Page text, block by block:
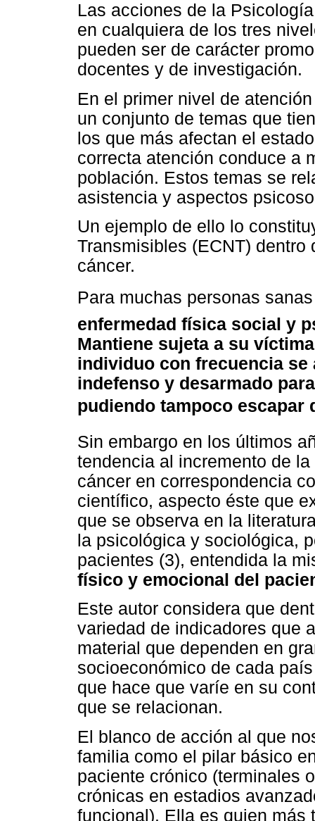
Las acciones de la
en cualquiera de los tres
pueden ser de carácter
docentes y de investigación.
En el primer nivel de
un conjunto de temas que
los que más afectan el
correcta atención conduce a
población. Estos temas se
asistencia y aspectos
Un ejemplo de ello lo
Transmisibles (ECNT)
cáncer.
Para muchas personas
enfermedad física social y
Mantiene sujeta a su
individuo con frecuencia se
indefenso y desarmado
pudiendo tampoco escapar
Sin embargo en los últimos
tendencia al incremento de
cáncer en correspondencia
científico, aspecto éste que
que se observa en la
la psicológica y sociológica,
pacientes (3), entendida la
físico y emocional del
Este autor considera que
variedad de indicadores que
material que dependen en
socioeconómico de cada
que hace que varíe en su
que se relacionan.
El blanco de acción al que
familia como el pilar básico
paciente crónico (terminales
crónicas en estadios
funcional). Ella es quien más